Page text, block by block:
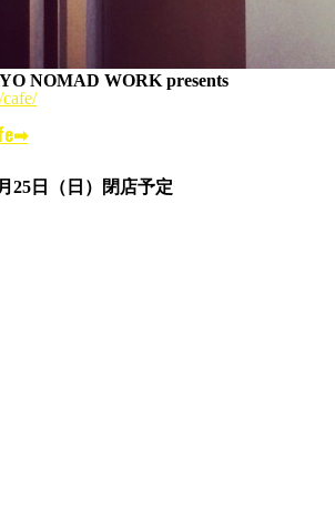
NOMAD WORK presents
25日（日）閉店予定